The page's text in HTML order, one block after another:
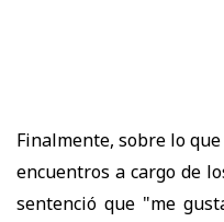
Finalmente, sobre lo
encuentros a cargo de
sentenció que "me